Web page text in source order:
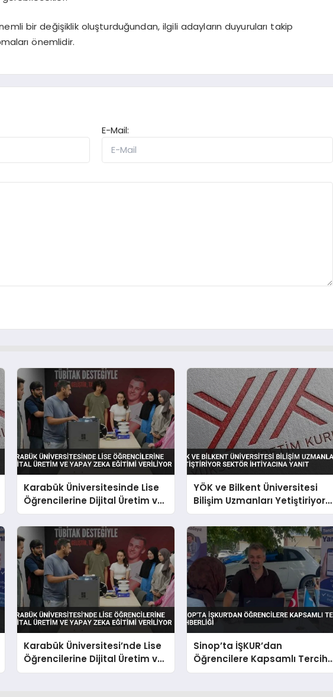
bir değişiklik oluşturduğundan, ilgili adayların duyuruları takip
önemlidir.
E-Mail:
Karabük Üniversitesinde Lise
Öğrencilerine Dijital Üretim ve
Yapay Zeka Eğitimi Veriliyor
YÖK ve Bilkent Üniversitesi
Bilişim Uzmanları Yetiştiriyor
Sektör İhtiyacına Yanıt
Karabük Üniversitesi’nde Lise
Öğrencilerine Dijital Üretim ve
Yapay Zeka Eğitimi Veriliyor
Sinop’ta İŞKUR’dan
Öğrencilere Kapsamlı Tercih
Rehberliği